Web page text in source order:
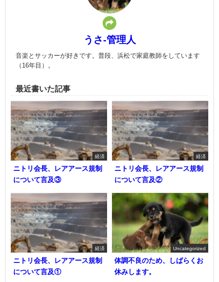
うさ-管理人
音楽とサッカーが好きです。普段、浜松で家庭教師をしています
（16年目）。
最近書いた記事
経済
ニトリ会長、レアアース規制
について言及③
経済
ニトリ会長、レアアース規制
について言及②
経済
ニトリ会長、レアアース規制
について言及①
Uncategorized
体調不良のため、しばらくお
休みします。